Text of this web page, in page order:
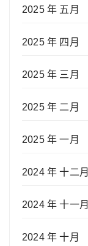
2025 年 五月
2025 年 四月
2025 年 三月
2025 年 二月
2025 年 一月
2024 年 十二月
2024 年 十一月
2024 年 十月